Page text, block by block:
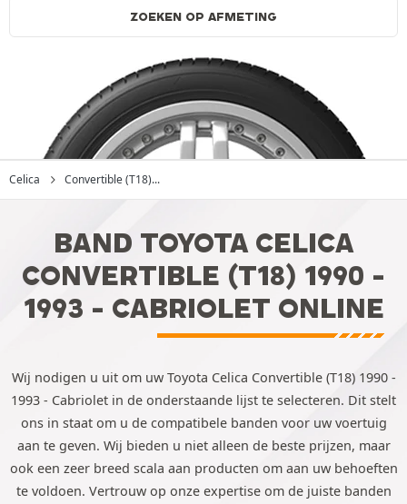
ZOEKEN OP AFMETING
Celica Convertible (T18)...
BAND TOYOTA CELICA
CONVERTIBLE (T18) 1990 -
1993 - CABRIOLET ONLINE
Wij nodigen u uit om uw Toyota Celica Convertible (T18) 1990 -
1993 - Cabriolet in de onderstaande lijst te selecteren. Dit stelt
ons in staat om u de compatibele banden voor uw voertuig
aan te geven. Wij bieden u niet alleen de beste prijzen, maar
ook een zeer breed scala aan producten om aan uw behoeften
te voldoen. Vertrouw op onze expertise om de juiste banden